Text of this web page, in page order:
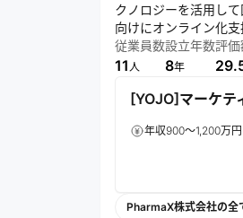
クノロジーを活用し
向けにオンライン化
医療の可能性を追求
従業員数
11人
設立年数
8年
評価
[YOJO]マーケテ
年収900～1,200万円
PharmaX株式会社の全